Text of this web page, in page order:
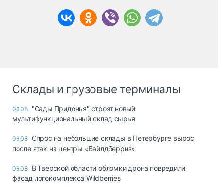
Склады и грузовые терминалы
06.08 "Сады Придонья" строят новый
мультифункциональный склад сырья
06.08 Спрос на небольшие склады в Петербурге вырос
после атак на центры «Вайлдберриз»
06.08 В Тверской области обломки дрона повредили
фасад логокомплекса Wildberries